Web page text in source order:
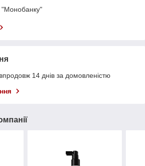
"Монобанку"
14 днів за домовленістю